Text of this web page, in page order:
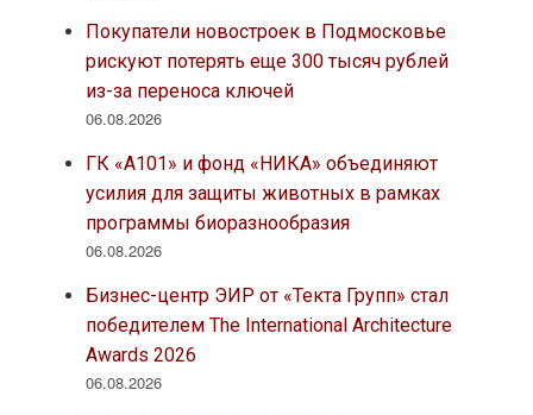
Покупатели новостроек в Подмосковье
рискуют потерять еще 300 тысяч рублей
из-за переноса ключей
06.08.2026
ГК «А101» и фонд «НИКА» объединяют
усилия для защиты животных в рамках
программы биоразнообразия
06.08.2026
Бизнес-центр ЭИР от «Текта Групп» стал
победителем The International Architecture
Awards 2026
06.08.2026